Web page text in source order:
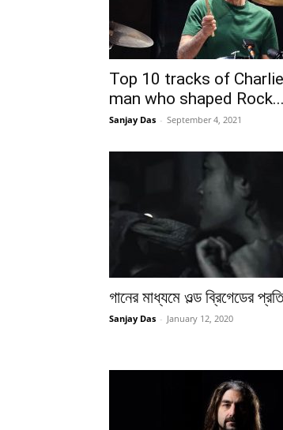
Top 10 tracks of
man who shaped Rock...
Sanjay Das - September 4, 2021
গানের মাধ্যমে ওল্ড ব্রিগেডের
Sanjay Das - January 12, 2020